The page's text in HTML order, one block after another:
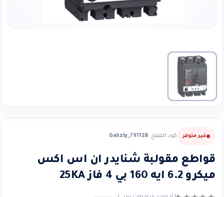
غير متوفر كود المنتج: Gahzly_791128
قواطع مقولبة شنايدر ان اس اكس
ميكرو 6.2 ايه 160 بي 4 فاز 25KA